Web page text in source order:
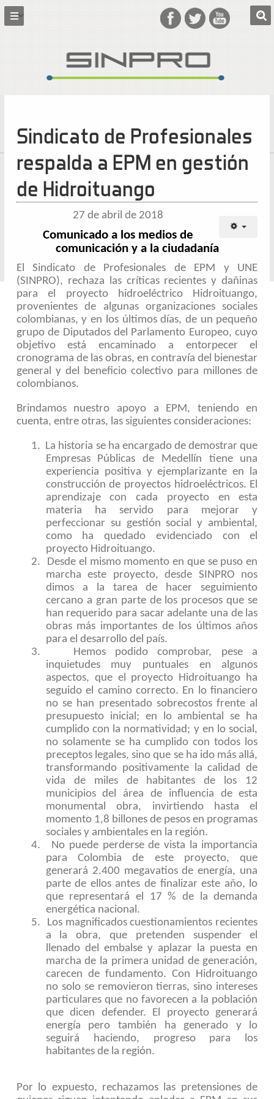
Sindicato de Profesionales
respalda a EPM en gestión
de Hidroituango
27 de abril de 2018
Comunicado a los medios de
comunicación y a la ciudadanía
El Sindicato de Profesionales de EPM y UNE
(SINPRO), rechaza las críticas recientes y dañinas
para el proyecto hidroeléctrico Hidroituango,
provenientes de algunas organizaciones sociales
colombianas, y en los últimos días, de un pequeño
grupo de Diputados del Parlamento Europeo, cuyo
objetivo está encaminado a entorpecer el
cronograma de las obras, en contravía del bienestar
general y del beneficio colectivo para millones de
colombianos.
Brindamos nuestro apoyo a EPM, teniendo en
cuenta, entre otras, las siguientes consideraciones:
1. La historia se ha encargado de demostrar que
Empresas Públicas de Medellín tiene una
experiencia positiva y ejemplarizante en la
construcción de proyectos hidroeléctricos. El
aprendizaje con cada proyecto en esta
materia ha servido para mejorar y
perfeccionar su gestión social y ambiental,
como ha quedado evidenciado con el
proyecto Hidroituango.
2.
Desde el mismo momento en que se puso en
marcha este proyecto, desde SINPRO nos
dimos a la tarea de hacer seguimiento
cercano a gran parte de los procesos que se
han requerido para sacar adelante una de las
obras más importantes de los últimos años
para el desarrollo del país.
3.
Hemos podido comprobar, pese a
inquietudes muy puntuales en algunos
aspectos, que el proyecto Hidroituango ha
seguido el camino correcto. En lo financiero
no se han presentado sobrecostos frente al
presupuesto inicial; en lo ambiental se ha
cumplido con la normatividad; y en lo social,
no solamente se ha cumplido con todos los
preceptos legales, sino que se ha ido más allá,
transformando positivamente la calidad de
vida de miles de habitantes de los 12
municipios del área de influencia de esta
monumental obra, invirtiendo hasta el
momento 1,8 billones de pesos en programas
sociales y ambientales en la región.
4.
No puede perderse de vista la importancia
para Colombia de este proyecto, que
generará 2.400 megavatios de energía, una
parte de ellos antes de finalizar este año, lo
que representará el 17 % de la demanda
energética nacional.
5.
Los magnificados cuestionamientos recientes
a la obra, que pretenden suspender el
llenado del embalse y aplazar la puesta en
marcha de la primera unidad de generación,
carecen de fundamento. Con Hidroituango
no solo se removieron tierras, sino intereses
particulares que no favorecen a la población
que dicen defender. El proyecto generará
energía pero también ha generado y lo
seguirá haciendo, progreso para los
habitantes de la región.
Por lo expuesto, rechazamos las pretensiones de